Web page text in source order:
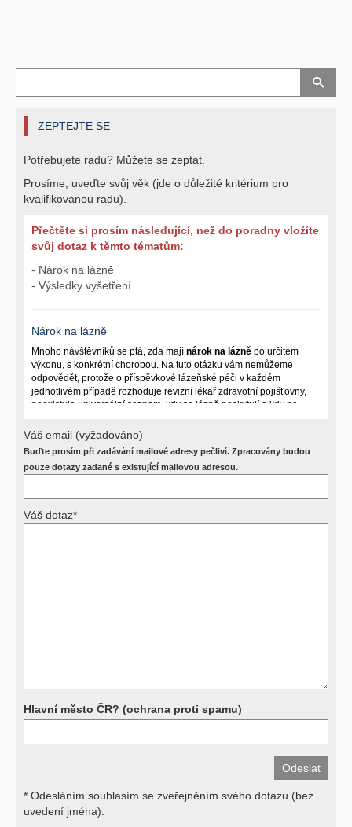
ZEPTEJTE SE
Potřebujete radu? Můžete se zeptat.
Prosíme, uveďte svůj věk (jde o důležité kritérium pro
kvalifikovanou radu).
Přečtěte si prosím následující, než do poradny vložíte
svůj dotaz k těmto tématům:
- Nárok na lázně
- Výsledky vyšetření
Nárok na lázně
Mnoho návštěvníků se ptá, zda mají nárok na lázně po určitém
výkonu, s konkrétní chorobou. Na tuto otázku vám nemůžeme
odpovědět, protože o příspěvkové lázeňské péči v každém
jednotlivém případě rozhoduje revizní lékař zdravotní pojišťovny,
neexistuje univerzální seznam, kdy se lázně poskytují a kdy ne.
postižení pacienta a dalších zdravotních okolnostech.
Požádejte svého ošetřujícího lékaře o návrh, který pak posoudí
příslušný revizní lékař. My vám spolehlivou odpověď dát
Výsledky vyšetření
Váš email (vyžadováno)
Buďte prosím při zadávání mailové adresy pečliví. Zpracovány budou
pouze dotazy zadané s existující mailovou adresou.
Váš dotaz*
Hlavní město ČR? (ochrana proti spamu)
* Odesláním souhlasím se zveřejněním svého dotazu (bez
uvedení jména).